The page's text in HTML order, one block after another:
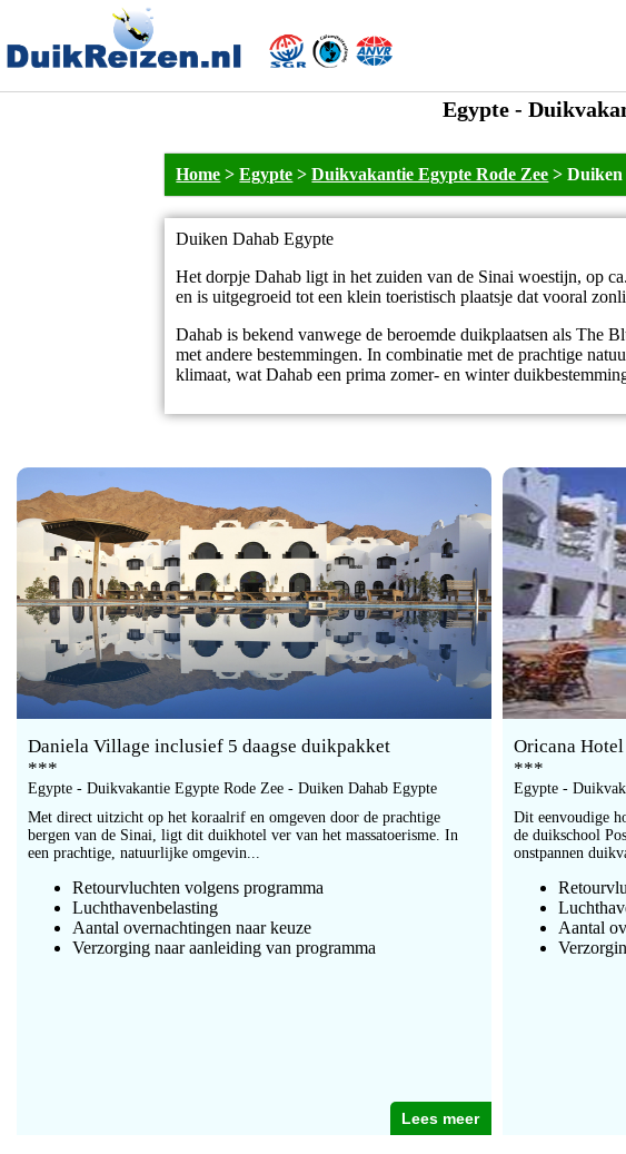
Egypte -
Home >Egypte >Duikvakantie Egypte Rode Zee >Duiken
Duiken Dahab Egypte
Het dorpje Dahab ligt in het zuiden van de Sinai woestijn, op
en is uitgegroeid tot een klein toeristisch plaatsje dat vooral
Dahab is bekend vanwege de beroemde duikplaatsen als The
met andere bestemmingen. In combinatie met de prachtige
klimaat, wat Dahab een prima zomer- en winter
Daniela Village inclusief 5 daagse duikpakket
***
Egypte - Duikvakantie Egypte Rode Zee - Duiken Dahab Egypte
Met direct uitzicht op het koraalrif en omgeven door de prachtige
bergen van de Sinai, ligt dit duikhotel ver van het massatoerisme. In
een prachtige, natuurlijke omgevin...
Retourvluchten volgens programma
Luchthavenbelasting
Aantal overnachtingen naar keuze
Verzorging naar aanleiding van programma
Lees meer
Oricana
***
Egypte -
Dit eenvoudige
de duikschool
onstpannen
Aantal